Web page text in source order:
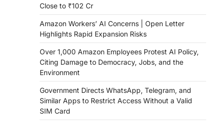
Close to ₹102 Cr
Amazon Workers’ AI Concerns | Open Letter
Highlights Rapid Expansion Risks
Over 1,000 Amazon Employees Protest AI Policy,
Citing Damage to Democracy, Jobs, and the
Environment
Government Directs WhatsApp, Telegram, and
Similar Apps to Restrict Access Without a Valid
SIM Card